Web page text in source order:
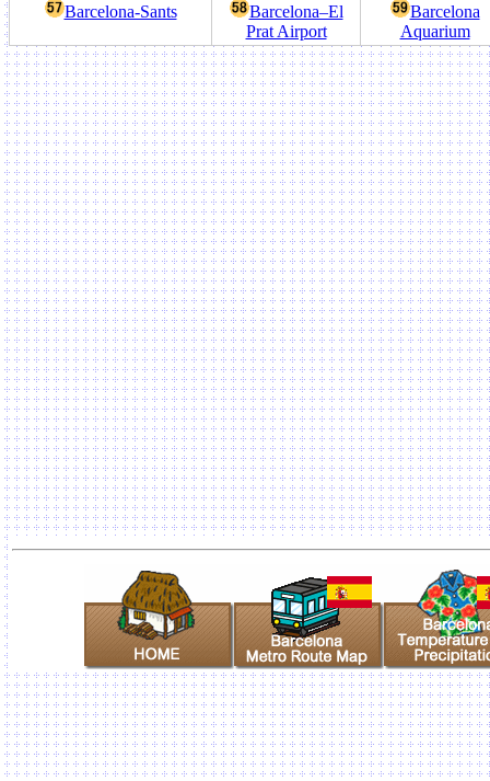
Barcelona-Sants
Barcelona–El
Prat Airport
Barcelona
Aquarium